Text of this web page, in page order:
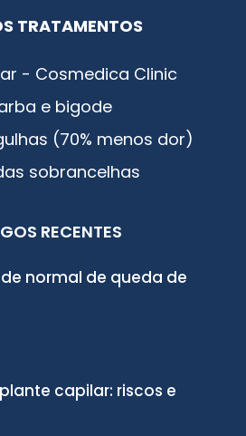
TRATAMENTOS
- Cosmedica Clinic
e bigode
(70% menos dor)
sobrancelhas
RECENTES
normal de queda de
capilar: riscos e